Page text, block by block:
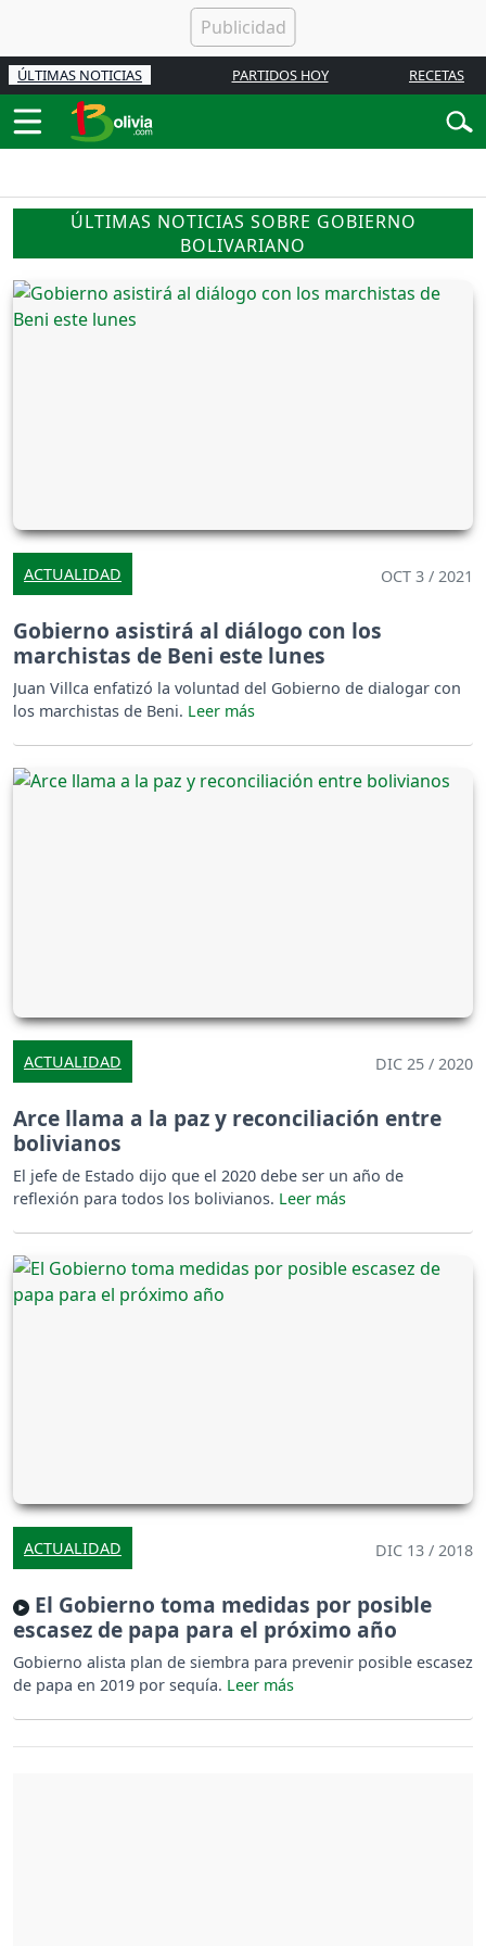
ÚLTIMAS NOTICIAS PARTIDOS HOY RECETAS
ÚLTIMAS NOTICIAS SOBRE GOBIERNO
BOLIVARIANO
ACTUALIDAD OCT 3 / 2021
Gobierno asistirá al diálogo con los
marchistas de Beni este lunes
Juan Villca enfatizó la voluntad del Gobierno de dialogar con
los marchistas de Beni.
ACTUALIDAD DIC 25 / 2020
Arce llama a la paz y reconciliación entre
bolivianos
El jefe de Estado dijo que el 2020 debe ser un año de
reflexión para todos los bolivianos.
ACTUALIDAD DIC 13 / 2018
El Gobierno toma medidas por posible
escasez de papa para el próximo año
Gobierno alista plan de siembra para prevenir posible escasez
de papa en 2019 por sequía.